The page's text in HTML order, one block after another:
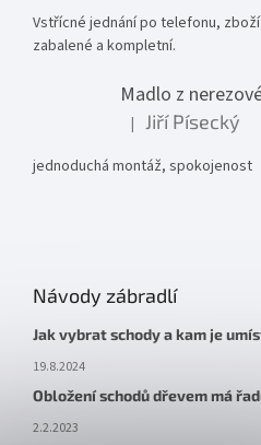
Vstřícné jednání po telefonu,
zabalené a kompletní.
Hodnocení produktu
| Jiří Písecký
jednoduchá montáž, spokojenost
Návody zábradlí
Jak vybrat schody a kam je
19.8.2024
Obložení schodů dřevem má
2.2.2023